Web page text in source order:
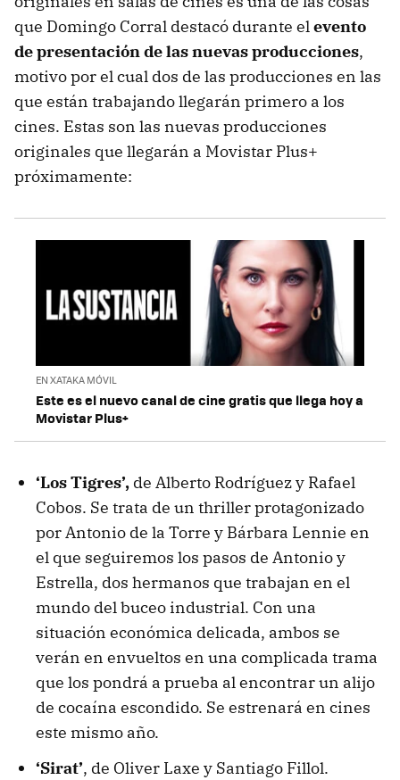
que Domingo Corral destacó durante elevento
de presentación de las nuevas producciones,
motivo por el cual dos de las producciones en las
que están trabajando llegarán primero a los
cines. Estas son las nuevas producciones
originales que llegarán a Movistar Plus+
próximamente:
EN XATAKA MÓVIL
Este es el nuevo canal de cine gratis que llega hoy a
Movistar Plus+
‘Los Tigres’, de Alberto Rodríguez y Rafael
Cobos. Se trata de un thriller protagonizado
por Antonio de la Torre y Bárbara Lennie en
el que seguiremos los pasos de Antonio y
Estrella, dos hermanos que trabajan en el
mundo del buceo industrial. Con una
situación económica delicada, ambos se
verán en envueltos en una complicada trama
que los pondrá a prueba al encontrar un alijo
de cocaína escondido. Se estrenará en cines
este mismo año.
‘Sirat’, de Oliver Laxe y Santiago Fillol.